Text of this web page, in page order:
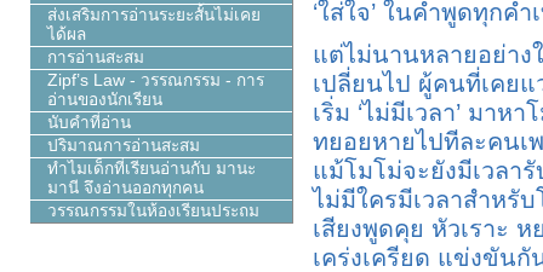
‘ใส่ใจ’ ในคำพูดทุกคำ
แต่ไม่นานหลายอย่าง
เปลี่ยนไป ผู้คนที่เคยแ
เริ่ม ‘ไม่มีเวลา’ มาห
ทยอยหายไปทีละคนเพ
แม้โมโม่จะยังมีเวลา
ไม่มีใครมีเวลาสำหรั
เสียงพูดคุย หัวเราะ
เคร่งเครียด แข่งขันกั
ส่งเสริมการอ่านระยะสั้นไม่เคย
ได้ผล
การอ่านสะสม
Zipf’s Law - วรรณกรรม - การ
อ่านของนักเรียน
นับคำที่อ่าน
ปริมาณการอ่านสะสม
ทำไมเด็กที่เรียนอ่านกับ มานะ
มานี จึงอ่านออกทุกคน
วรรณกรรมในห้องเรียนประถม